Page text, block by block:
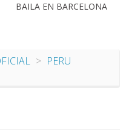
BAILA EN BARCELONA
PERU